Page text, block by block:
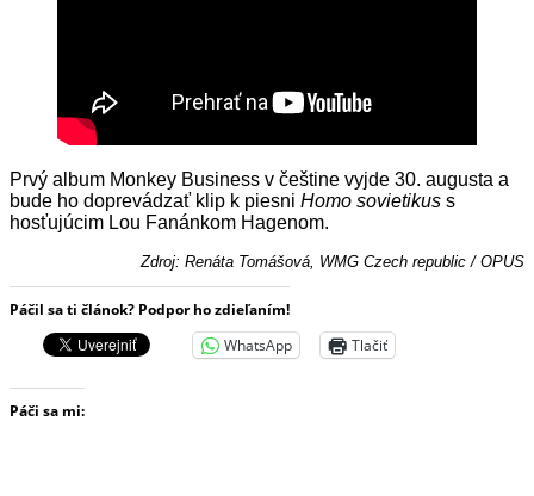
Prvý album Monkey Business v češtine vyjde 30. augusta a
bude ho doprevádzať klip k piesni Homo sovietikus s
hosťujúcim Lou Fanánkom Hagenom.
Zdroj: Renáta Tomášová, WMG Czech republic / OPUS
Páčil sa ti článok? Podpor ho zdieľaním!
WhatsApp
Tlačiť
Páči sa mi: